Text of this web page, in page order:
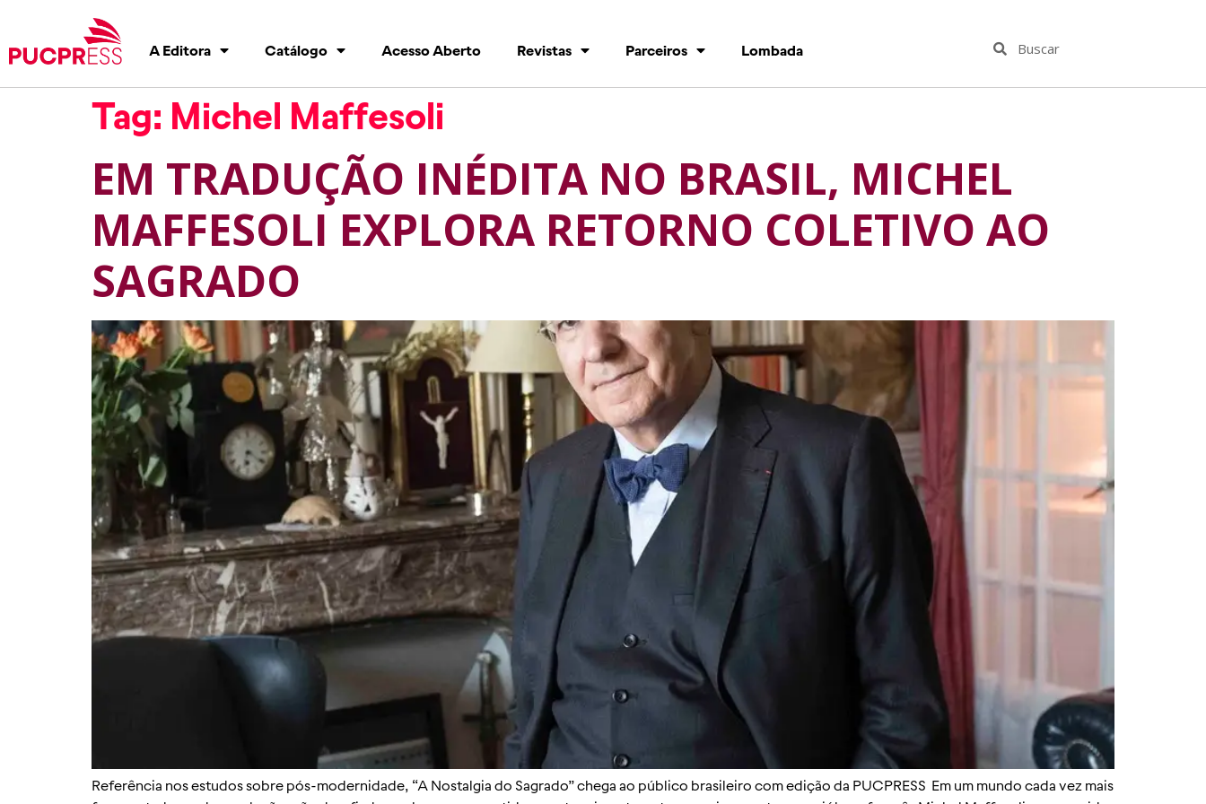
A Editora Catálogo Acesso Aberto Revistas Parceiros Lombada
Tag: Michel Maffesoli
EM TRADUÇÃO INÉDITA NO BRASIL, MICHEL
MAFFESOLI EXPLORA RETORNO COLETIVO AO
SAGRADO
Referência nos estudos sobre pós-modernidade, “A Nostalgia do Sagrado” chega ao público brasileiro com edição da PUCPRESS Em um mundo cada vez mais